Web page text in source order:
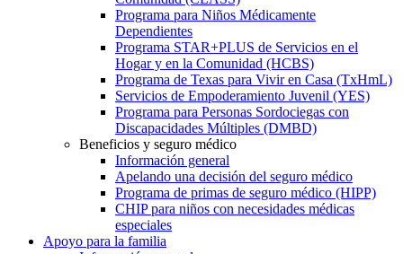
Programa para Niños Médicamente
Dependientes
Programa STAR+PLUS de Servicios en el
Hogar y en la Comunidad (HCBS)
Programa de Texas para Vivir en Casa (TxHmL)
Servicios de Empoderamiento Juvenil (YES)
Programa para Personas Sordociegas con
Discapacidades Múltiples (DMBD)
Beneficios y seguro médico
Información general
Apelando una decisión del seguro médico
Programa de primas de seguro médico (HIPP)
CHIP para niños con necesidades médicas
especiales
Apoyo para la familia